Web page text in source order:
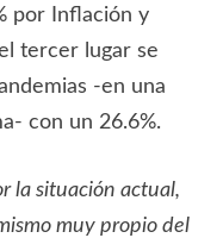
por Inflación y
tercer lugar se
-en una
con un 26.6%.
la situación actual,
muy propio del